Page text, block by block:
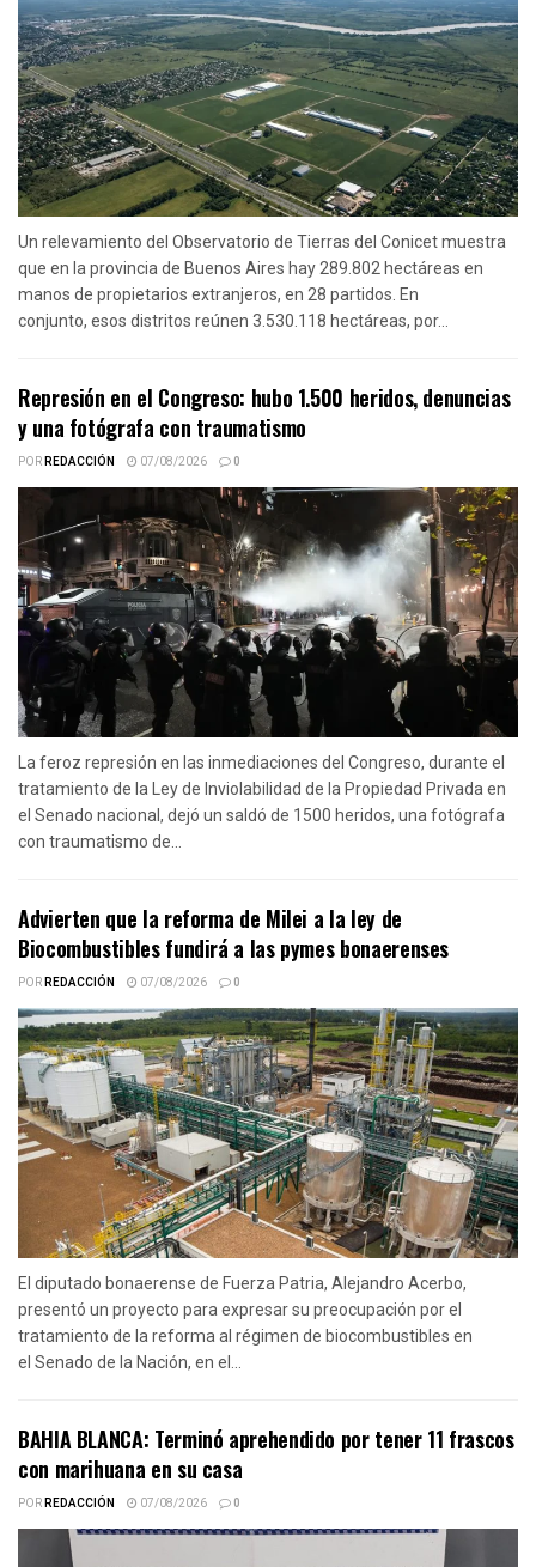
Un relevamiento del Observatorio de Tierras del Conicet muestra
que en la provincia de Buenos Aires hay 289.802 hectáreas en
manos de propietarios extranjeros, en 28 partidos. En
conjunto, esos distritos reúnen 3.530.118 hectáreas, por...
Represión en el Congreso: hubo 1.500 heridos, denuncias
y una fotógrafa con traumatismo
PORREDACCIÓN 07/08/2026 0
La feroz represión en las inmediaciones del Congreso, durante el
tratamiento de la Ley de Inviolabilidad de la Propiedad Privada en
el Senado nacional, dejó un saldó de 1500 heridos, una fotógrafa
con traumatismo de...
Advierten que la reforma de Milei a la ley de
Biocombustibles fundirá a las pymes bonaerenses
PORREDACCIÓN 07/08/2026 0
El diputado bonaerense de Fuerza Patria, Alejandro Acerbo,
presentó un proyecto para expresar su preocupación por el
tratamiento de la reforma al régimen de biocombustibles en
el Senado de la Nación, en el...
BAHIA BLANCA: Terminó aprehendido por tener 11 frascos
con marihuana en su casa
PORREDACCIÓN 07/08/2026 0